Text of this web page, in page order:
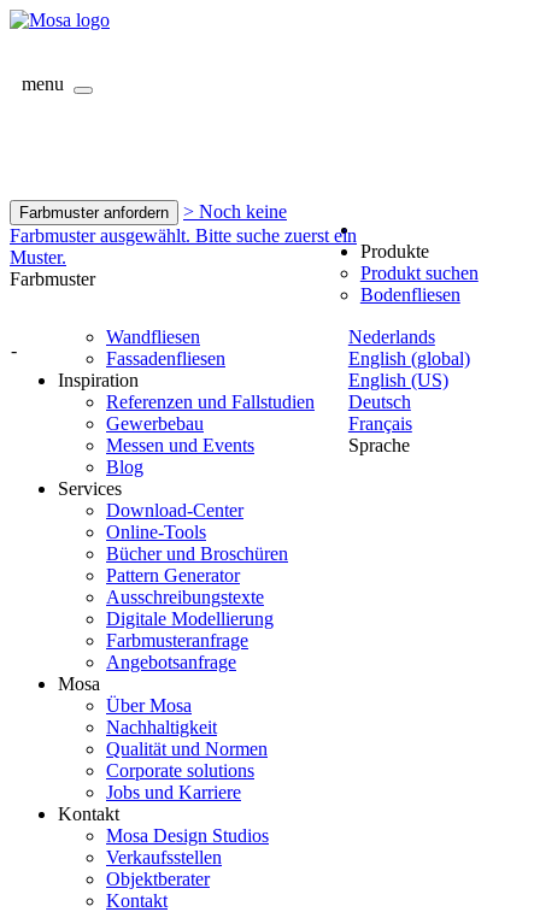
menu
Farbmuster anfordern
> Noch keine
Farbmuster ausgewählt. Bitte suche zuerst ein
Muster.
Farbmuster
-
Nederlands
English (global)
English (US)
Deutsch
Français
Sprache
Produkte
Produkt suchen
Bodenfliesen
Wandfliesen
Fassadenfliesen
Inspiration
Referenzen und Fallstudien
Gewerbebau
Messen und Events
Blog
Services
Download-Center
Online-Tools
Bücher und Broschüren
Pattern Generator
Ausschreibungstexte
Digitale Modellierung
Farbmusteranfrage
Angebotsanfrage
Mosa
Über Mosa
Nachhaltigkeit
Qualität und Normen
Corporate solutions
Jobs und Karriere
Kontakt
Mosa Design Studios
Verkaufsstellen
Objektberater
Kontakt